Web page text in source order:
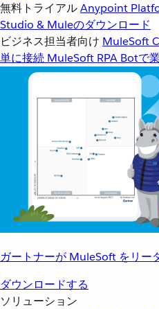
無料トライアルAnypoint
Studio & Muleのダウンロード
ビジネス担当者向け MuleSoft
単に接続 MuleSoft RPA Botで
ガートナーが MuleSoft をリー
ダウンロードする
ソリューション